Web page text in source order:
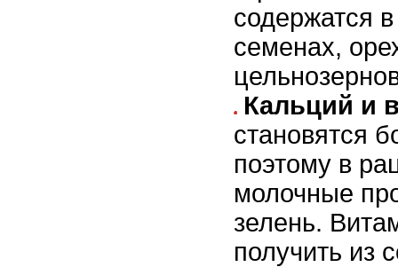
содержатся
семенах,
Кальций и
становятся
поэтому в
молочные
зелень.
получить из